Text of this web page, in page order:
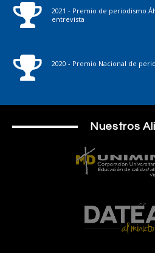
2021 - Premio de periodismo
entrevista
2020 - Premio Nacional de
Nuestros